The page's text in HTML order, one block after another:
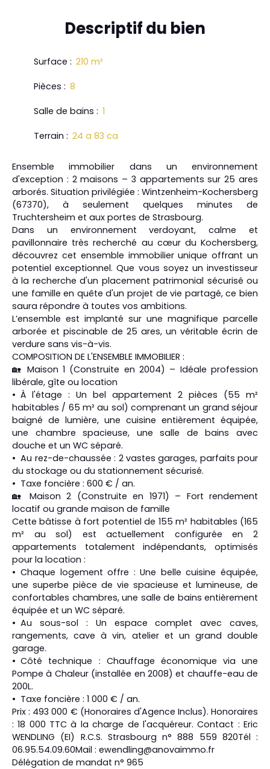
Descriptifdu bien
Surface : 210 m²
Pièces : 8
Salle de bains : 1
Terrain : 24 a 83 ca
Ensemble immobilier dans un environnement
d'exception : 2 maisons – 3 appartements sur 25 ares
arborés. Situation privilégiée : Wintzenheim-Kochersberg
(67370), à seulement quelques minutes de
Truchtersheim et aux portes de Strasbourg.
Dans un environnement verdoyant, calme et
pavillonnaire très recherché au cœur du Kochersberg,
découvrez cet ensemble immobilier unique offrant un
potentiel exceptionnel. Que vous soyez un investisseur
à la recherche d'un placement patrimonial sécurisé ou
une famille en quête d'un projet de vie partagé, ce bien
saura répondre à toutes vos ambitions.
L’ensemble est implanté sur une magnifique parcelle
arborée et piscinable de 25 ares, un véritable écrin de
verdure sans vis-à-vis.
COMPOSITION DE L'ENSEMBLE IMMOBILIER :
🏡 Maison 1 (Construite en 2004) – Idéale profession
libérale, gîte ou location
À l'étage : Un bel appartement 2 pièces (55 m²
habitables / 65 m² au sol) comprenant un grand séjour
baigné de lumière, une cuisine entièrement équipée,
une chambre spacieuse, une salle de bains avec
douche et un WC séparé.
Au rez-de-chaussée : 2 vastes garages, parfaits pour
du stockage ou du stationnement sécurisé.
Taxe foncière : 600 € / an.
🏡 Maison 2 (Construite en 1971) – Fort rendement
locatif ou grande maison de famille
Cette bâtisse à fort potentiel de 155 m² habitables (165
m² au sol) est actuellement configurée en 2
appartements totalement indépendants, optimisés
pour la location :
Chaque logement offre : Une belle cuisine équipée,
une superbe pièce de vie spacieuse et lumineuse, de
confortables chambres, une salle de bains entièrement
équipée et un WC séparé.
Au sous-sol : Un espace complet avec caves,
rangements, cave à vin, atelier et un grand double
garage.
Côté technique : Chauffage économique via une
Pompe à Chaleur (installée en 2008) et chauffe-eau de
200L.
Taxe foncière : 1 000 € / an.
Prix : 493 000 € (Honoraires d'Agence Inclus). Honoraires
: 18 000 TTC à la charge de l'acquéreur. Contact : Eric
WENDLING (EI) R.C.S. Strasbourg n° 888 559 820Tél :
06.95.54.09.60Mail : ewendling@anovaimmo.fr
Délégation de mandat n° 965